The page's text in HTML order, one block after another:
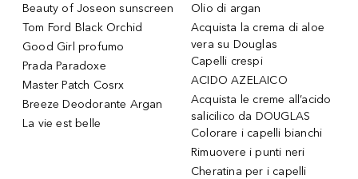
Beauty of Joseon sunscreen
Tom Ford Black Orchid
Good Girl profumo
Prada Paradoxe
Master Patch Cosrx
Breeze Deodorante Argan
La vie est belle
Olio di argan
Acquista la crema di aloe
vera su Douglas
Capelli crespi
ACIDO AZELAICO
Acquista le creme all’acido
salicilico da DOUGLAS
Colorare i capelli bianchi
Rimuovere i punti neri
Cheratina per i capelli